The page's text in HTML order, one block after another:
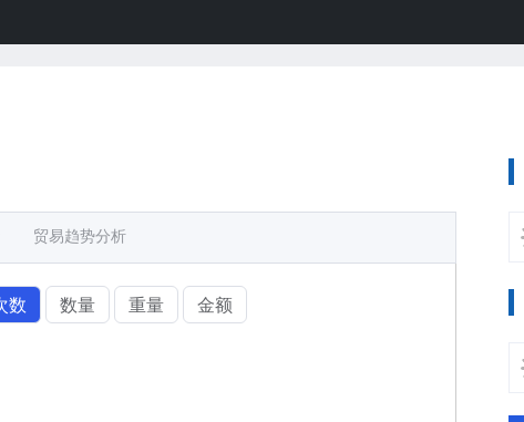
贸易趋势分析
数 数量 重量 金额